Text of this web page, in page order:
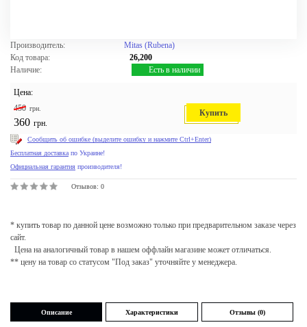
Производитель:
Mitas (Rubena)
Код товара:
26,200
Наличие:
Есть в наличии
Цена:
450 грн.
360 грн.
Купить
Сообщить об ошибке (выделите ошибку и нажмите Ctrl+Enter)
Бесплатная доставка по Украине!
Официальная гарантия производителя!
Отзывов: 0
* купить товар по данной цене возможно только при предварительном заказе через
сайт.
Цена на аналогичный товар в нашем оффлайн магазине может отличаться.
** цену на товар со статусом "Под заказ" уточняйте у менеджера.
Описание Характеристики Отзывы (0)